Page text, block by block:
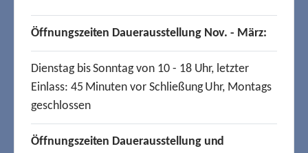
Öffnungszeiten Dauerausstellung Nov. - März:
Dienstag bis Sonntag von 10 - 18 Uhr, letzter
Einlass: 45 Minuten vor Schließung Uhr, Montags
geschlossen
Öffnungszeiten Dauerausstellung und